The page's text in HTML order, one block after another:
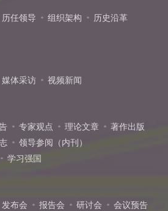
历任领导 组织架构
历史沿革
媒体采访 视频新闻
专家观点 理论文章
著作出版
领导参阅（内刊）
学习强国
发布会 报告会 研讨会 会议预告